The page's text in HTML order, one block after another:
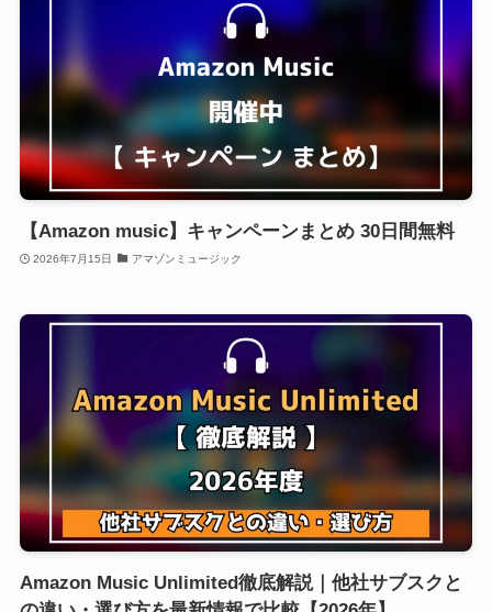
【Amazon music】キャンペーンまとめ 30日間無料
2026年7月15日 アマゾンミュージック
Amazon Music Unlimited徹底解説｜他社サブスクと